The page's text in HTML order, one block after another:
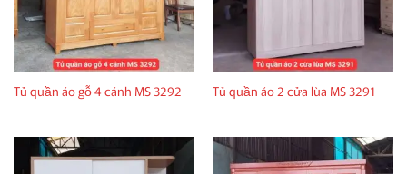
Tủ quần áo gỗ 4 cánh MS 3292 Tủ quần áo 2 cửa lùa MS 3291